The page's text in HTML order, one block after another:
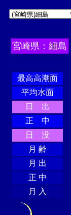
宮崎県：細島
最高高潮面
平均水面
日 出
正 中
日 没
月 齢
月 出
正 中
月 入